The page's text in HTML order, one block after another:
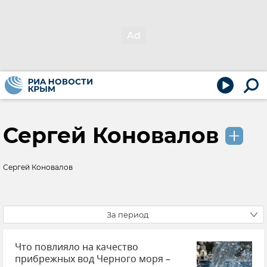
Сергей Коновалов
Сергей Коновалов
За период
Что повлияло на качество
прибрежных вод Черного моря –